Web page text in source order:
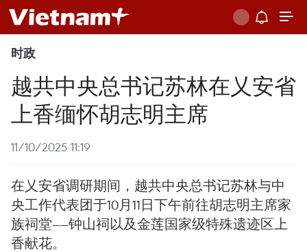
时政
越共中央总书记苏林在乂安省
上香缅怀胡志明主席
11/10/2025 11:19
在乂安省调研期间，越共中央总书记苏林与中
央工作代表团于10月11日下午前往胡志明主席家
族祠堂——钟山祠以及金莲国家级特殊遗迹区上
香献花。